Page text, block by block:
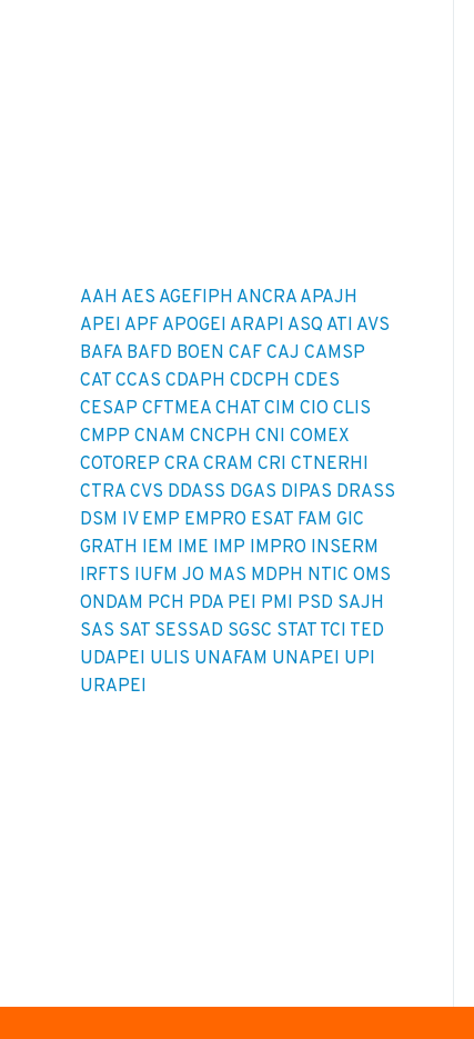
AAH AES AGEFIPH ANCRA APAJH
APEI APF APOGEI ARAPI ASQ ATI AVS
BAFA BAFD BOEN CAF CAJ CAMSP
CAT CCAS CDAPH CDCPH CDES
CESAP CFTMEA CHAT CIM CIO CLIS
CMPP CNAM CNCPH CNI COMEX
COTOREP CRA CRAM CRI CTNERHI
CTRA CVS DDASS DGAS DIPAS DRASS
DSM IV EMP EMPRO ESAT FAM GIC
GRATH IEM IME IMP IMPRO INSERM
IRFTS IUFM JO MAS MDPH NTIC OMS
ONDAM PCH PDA PEI PMI PSD SAJH
SAS SAT SESSAD SGSC STAT TCI TED
UDAPEI ULIS UNAFAM UNAPEI UPI
URAPEI